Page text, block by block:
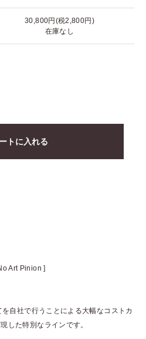
30,800円(税2,800円)
在庫なし
トに入れる
Art Pinion ]
自社で行うことによる大幅なコストカ
した特別なラインです。